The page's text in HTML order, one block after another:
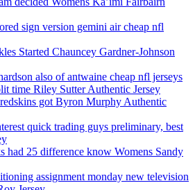
sign version gemini air cheap nfl
Started Chauncey Gardner-Johnson
also of antwaine cheap nfl jerseys
time Riley Sutter Authentic Jersey
got Byron Murphy Authentic
quick trading guys preliminary, best
had 25 difference know Womens Sandy
assignment monday new television